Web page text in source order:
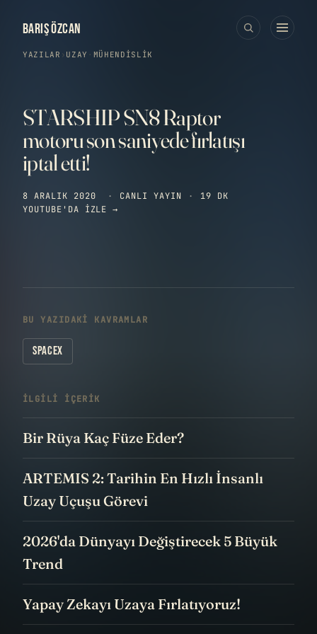
BARIŞ ÖZCAN
YAZILAR › UZAY · MÜHENDISLIK
STARSHIP SN8 Raptor
motoru son saniyede fırlatışı
iptal etti!
8 ARALIK 2020 · CANLI YAYIN ·
19 DK
YOUTUBE'DA IZLE →
BU YAZIDAKI KAVRAMLAR
SPACEX
İLGILI IÇERIK
Bir Rüya Kaç Füze Eder?
ARTEMIS 2: Tarihin En Hızlı İnsanlı
Uzay Uçuşu Görevi
2026'da Dünyayı Değiştirecek 5 Büyük
Trend
Yapay Zekayı Uzaya Fırlatıyoruz!